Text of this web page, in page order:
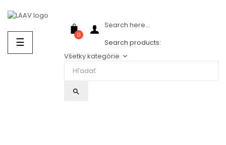
Prepnúť
navigáciu
☰
0
Search here...
Search products:
Všetky kategórie keyboard_arrow_down
search